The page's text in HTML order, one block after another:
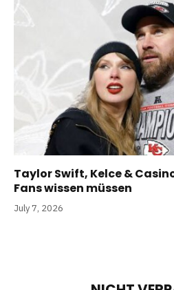
Taylor Swift, Kelce &
Fans wissen müssen
July 7, 2026